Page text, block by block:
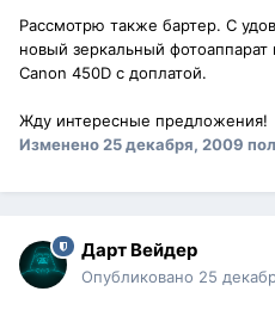
Рассмотрю также бартер. С
новый зеркальный
Canon 450D с доплатой.
Жду интересные предложения!
Изменено25 декабря, 2009
Дарт Вейдер
Опубликовано 25